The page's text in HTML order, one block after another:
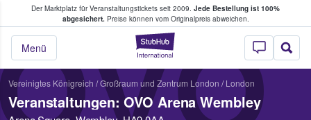
Der Marktplatz für Veranstaltungstickets seit 2009. Jede Bestellung ist 100%
abgesichert.Preise können vom Originalpreis abweichen.
StubHub - Wo
Menü
Tickets kaufen & verkaufen
Vereinigtes Königreich /Großraum und Zentrum London / London
Veranstaltungen: OVO Arena Wembley